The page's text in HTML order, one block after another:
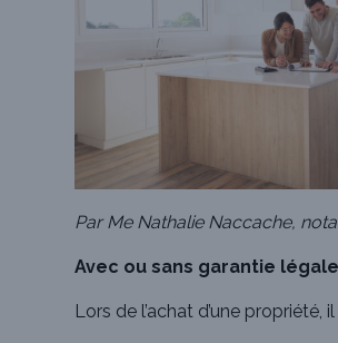
Par Me Nathalie Naccache,
Avec ou sans garantie
Lors de l’achat d’une